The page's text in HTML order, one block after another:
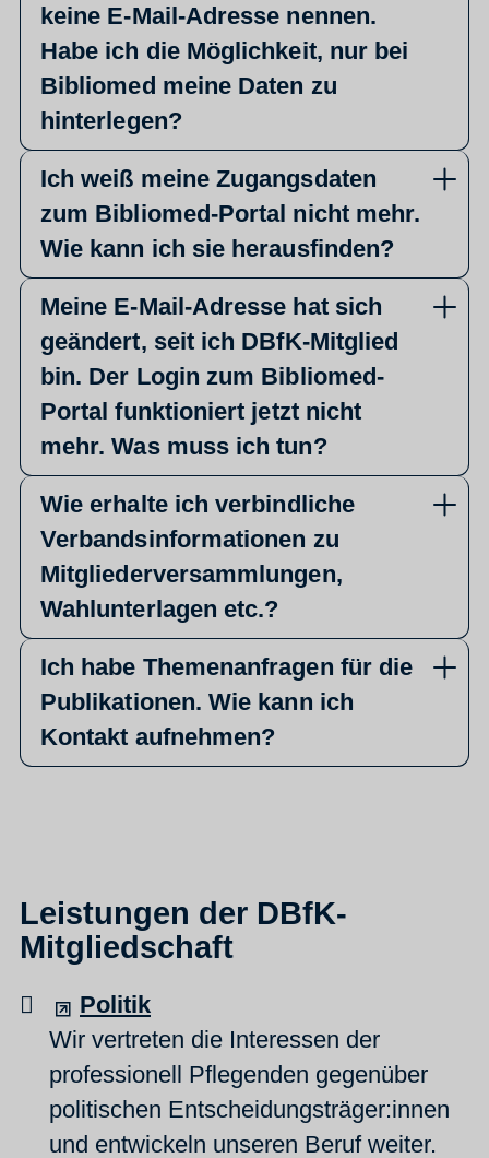
keine E-Mail-Adresse nennen.
Habe ich die Möglichkeit, nur bei
Bibliomed meine Daten zu
hinterlegen?
Ich weiß meine Zugangsdaten
zum Bibliomed-Portal nicht mehr.
Wie kann ich sie herausfinden?
Meine E-Mail-Adresse hat sich
geändert, seit ich DBfK-Mitglied
bin. Der Login zum Bibliomed-
Portal funktioniert jetzt nicht
mehr. Was muss ich tun?
Wie erhalte ich verbindliche
Verbandsinformationen zu
Mitgliederversammlungen,
Wahlunterlagen etc.?
Ich habe Themenanfragen für die
Publikationen. Wie kann ich
Kontakt aufnehmen?
Leistungen der DBfK-
Mitgliedschaft
Politik
Wir vertreten die Interessen der
professionell Pflegenden gegenüber
politischen Entscheidungsträger:innen
und entwickeln unseren Beruf weiter.